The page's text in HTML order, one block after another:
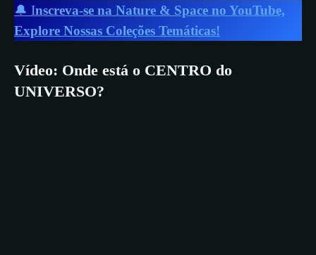
🔔 Inscreva-se na Nature & Space no YouTube,
Explore Nossas Coleções Temáticas!
Vídeo: Onde está o CENTRO do
UNIVERSO?